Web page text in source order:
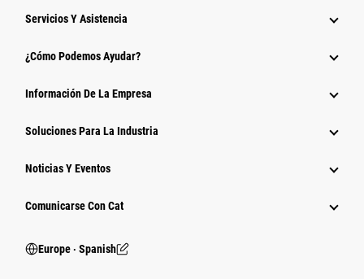
Servicios Y Asistencia
¿Cómo Podemos Ayudar?
Información De La Empresa
Soluciones Para La Industria
Noticias Y Eventos
Comunicarse Con Cat
Europe ‧ Spanish